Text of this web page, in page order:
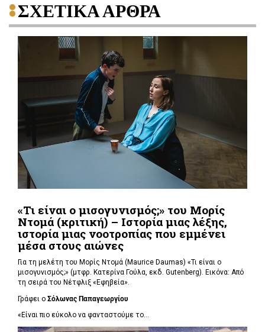
ΣΧΕΤΙΚΑ ΑΡΘΡΑ
«Τι είναι ο μισογυνισμός;» του Μορίς
Ντομά (κριτική) – Ιστορία μιας λέξης,
ιστορία μιας νοοτροπίας που εμμένει
μέσα στους αιώνες
Για τη μελέτη του Μορίς Ντομά (Maurice Daumas) «Τι είναι ο
μισογυνισμός;» (μτφρ. Κατερίνα Γούλα, εκδ. Gutenberg). Εικόνα: Από
τη σειρά του Νέτφλιξ «Εφηβεία».
Γράφει ο Σόλωνας Παπαγεωργίου
«Είναι πιο εύκολο να φανταστούμε το...